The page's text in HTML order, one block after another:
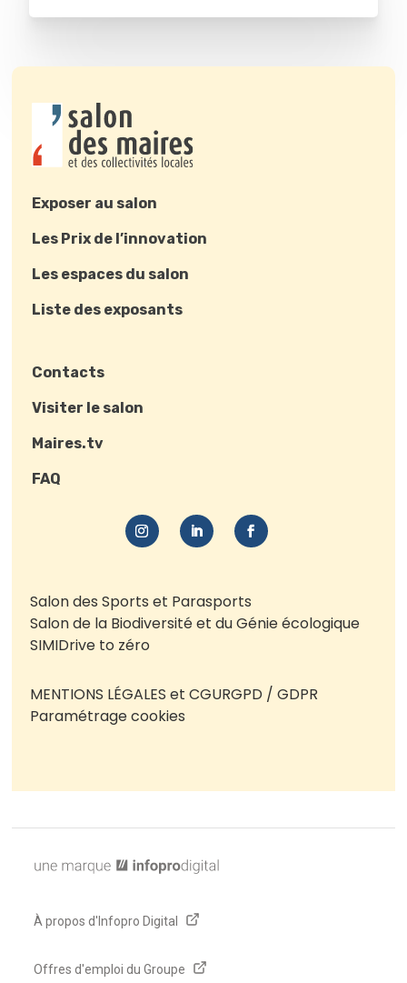
Exposer au salon
Les Prix de l’innovation
Les espaces du salon
Liste des exposants
Contacts
Visiter le salon
Maires.tv
FAQ
Salon des Sports et Parasports
Salon de la Biodiversité et du Génie écologique
SIMIDrive to zéro
MENTIONS LÉGALES et CGURGPD / GDPR
Paramétrage cookies